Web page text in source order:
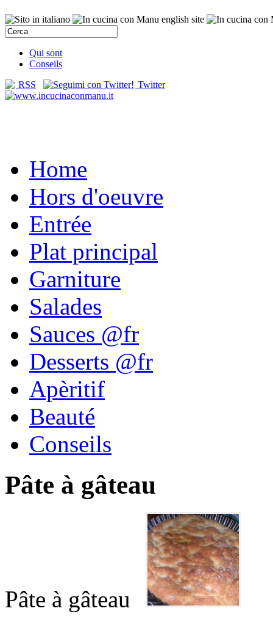
Qui sont
Conseils
RSS
Twitter
Home
Hors d'oeuvre
Entrée
Plat principal
Garniture
Salades
Sauces @fr
Desserts @fr
Apèritif
Beauté
Conseils
Pâte à gâteau
Pâte à gâteau